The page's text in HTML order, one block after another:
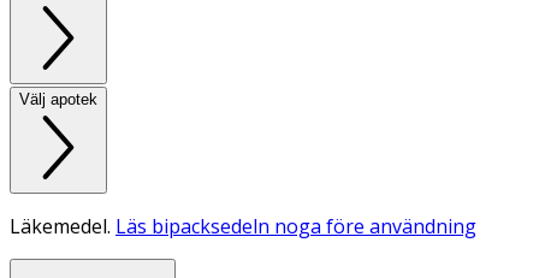
Välj apotek
Läkemedel. Läs bipacksedeln noga före användning